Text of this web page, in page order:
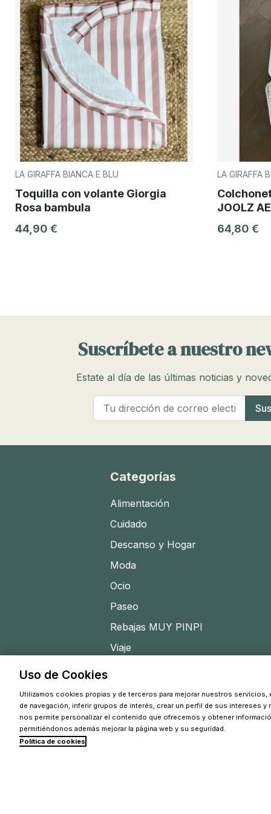
LA GIRAFFA BIANCA E BLU
Toquilla con volante Giorgia
Rosa bambula
44,90 €
LA GIRAFFA
JOOLZ
64,80 €
Suscríbete a nuestro
Estate al día de las últimas noticias y
Categorías
Alimentación
Cuidado
Descanso y Hogar
Moda
Ocio
Paseo
Rebajas MUY PINPI
Viaje
Uso de Cookies
Utilizamos cookies propias y de terceros para mejorar nuestros
de navegación, inferir grupos de interés, crear un perfil de sus intereses
nos permite personalizar el contenido que ofrecemos y obtener
permitiéndonos además mejorar la página web y su seguridad.
Política de cookies